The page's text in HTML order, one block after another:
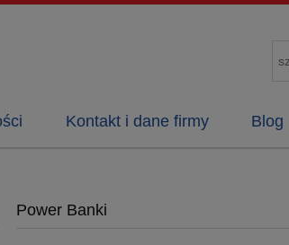
Kontakt i dane firmy Blog
Power Banki